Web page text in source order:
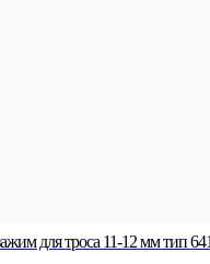
для троса 11-12 мм тип